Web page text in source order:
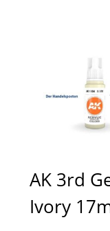
AK 3rd
Ivory